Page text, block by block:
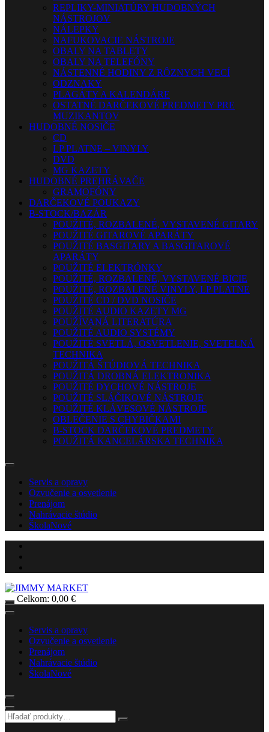
REPLIKY-MINIATÚRY HUDOBNÝCH
NÁSTROJOV
NÁLEPKY
NAFUKOVACIE NÁSTROJE
OBALY NA TABLETY
OBALY NA TELEFÓNY
NÁSTENNÉ HODINY Z RÔZNYCH VECÍ
ODZNAKY
PLAGÁTY A KALENDÁRE
OSTATNÉ DARČEKOVÉ PREDMETY PRE
MUZIKANTOV
HUDOBNÉ NOSIČE
CD
LP PLATNE – VINYLY
DVD
MG KAZETY
HUDOBNÉ PREHRÁVAČE
GRAMOFÓNY
DARČEKOVÉ POUKAZY
B-STOCK/BAZÁR
POUŽITÉ, ROZBALENÉ, VYSTAVENÉ GITARY
POUŽITÉ GITAROVÉ APARÁTY
POUŽITÉ BASGITARY A BASGITAROVÉ
APARÁTY
POUŽITÉ ELEKTRÓNKY
POUŽITÉ, ROZBALENÉ, VYSTAVENÉ BICIE
POUŽITÉ, ROZBALENÉ VINYLY, LP PLATNE
POUŽITÉ CD / DVD NOSIČE
POUŽITÉ AUDIO KAZETY MG
POUŽÍVANÁ LITERATÚRA
POUŽITÉ AUDIO SYSTÉMY
POUŽITÉ SVETLÁ, OSVETLENIE, SVETELNÁ
TECHNIKA
POUŽITÁ ŠTÚDIOVÁ TECHNIKA
POUŽITÁ DROBNÁ ELEKTRONIKA
POUŽITÉ DYCHOVÉ NÁSTROJE
POUŽITÉ SLÁČIKOVÉ NÁSTROJE
POUŽITÉ KLÁVESOVÉ NÁSTROJE
OBLEČENIE S CHYBIČKAMI
B-STOCK DARČEKOVÉ PREDMETY
POUŽITÁ KANCELÁRSKA TECHNIKA
Servis a opravy
Ozvučenie a osvetlenie
Prenájom
Nahrávacie štúdio
ŠkolaNové
Celkom: 0,00 €
Servis a opravy
Ozvučenie a osvetlenie
Prenájom
Nahrávacie štúdio
ŠkolaNové